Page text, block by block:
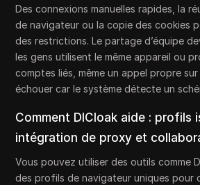
Des connexions manuelles rapides, la
de navigateur ou la copie des cookies
des restrictions. Le partage d’équipe
les gens utilisent le même appareil ou
comptes liés, même un appel propre
échouer car le système détecte un
Comment DICloak aide : profils
intégration de proxy et
Vous pouvez utiliser des outils comme
des profils de navigateur uniques pour